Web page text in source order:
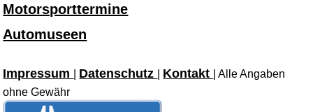
Motorsporttermine
Automuseen
Impressum Datenschutz Kontakt
| Alle Angaben
ohne Gewähr